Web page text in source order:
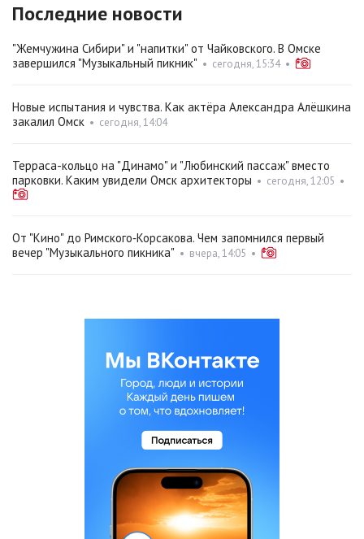
Последние новости
"Жемчужина Сибири" и "напитки" от Чайковского. В Омске
завершился "Музыкальный пикник" • сегодня, 15:34•
Новые испытания и чувства. Как актёра Александра Алёшкина
закалил Омск • сегодня, 14:04
Терраса-кольцо на "Динамо" и "Любинский пассаж" вместо
парковки. Каким увидели Омск архитекторы • сегодня, 12:05 •
От "Кино" до Римского‑Корсакова. Чем запомнился первый
вечер "Музыкального пикника" • вчера, 14:05 •